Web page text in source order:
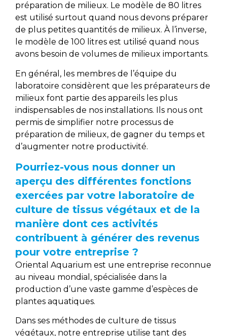
préparation de milieux. Le modèle de 80 litres
est utilisé surtout quand nous devons préparer
de plus petites quantités de milieux. À l’inverse,
le modèle de 100 litres est utilisé quand nous
avons besoin de volumes de milieux importants.
En général, les membres de l’équipe du
laboratoire considèrent que les préparateurs de
milieux font partie des appareils les plus
indispensables de nos installations. Ils nous ont
permis de simplifier notre processus de
préparation de milieux, de gagner du temps et
d’augmenter notre productivité.
Pourriez-vous nous donner un
aperçu des différentes fonctions
exercées par votre laboratoire de
culture de tissus végétaux et de la
manière dont ces activités
contribuent à générer des revenus
pour votre entreprise ?
Oriental Aquarium est une entreprise reconnue
au niveau mondial, spécialisée dans la
production d’une vaste gamme d’espèces de
plantes aquatiques.
Dans ses méthodes de culture de tissus
végétaux, notre entreprise utilise tant des